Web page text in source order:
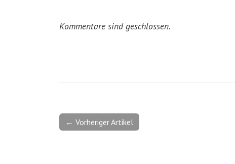
Kommentare sind geschlossen.
← Vorheriger Artikel